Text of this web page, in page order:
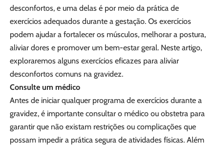
desconfortos, e uma delas é por meio da prática de
exercícios adequados durante a gestação. Os exercícios
podem ajudar a fortalecer os músculos, melhorar a postura,
aliviar dores e promover um bem-estar geral. Neste artigo,
exploraremos alguns exercícios eficazes para aliviar
desconfortos comuns na gravidez.
Consulte um médico
Antes de iniciar qualquer programa de exercícios durante a
gravidez, é importante consultar o médico ou obstetra para
garantir que não existam restrições ou complicações que
possam impedir a prática segura de atividades físicas. Além